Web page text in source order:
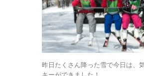
昨日たくさん降った雪で今日は、